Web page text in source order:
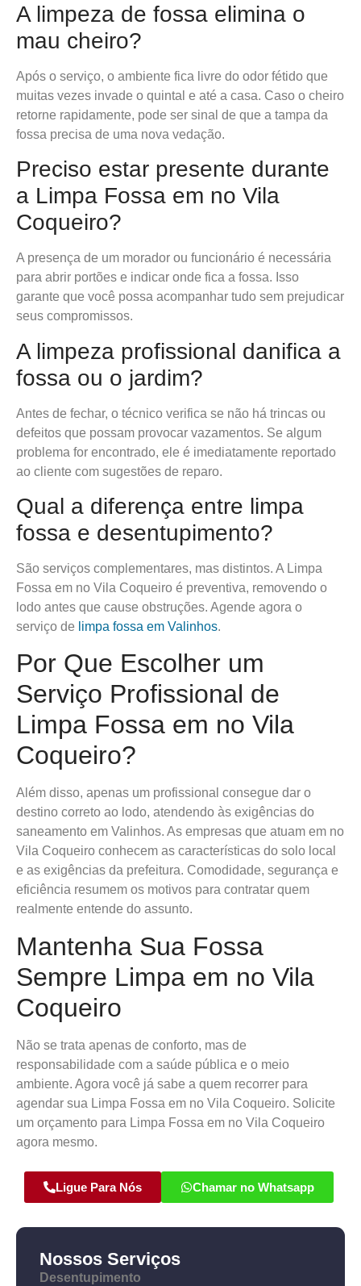
A limpeza de fossa elimina o
mau cheiro?
Após o serviço, o ambiente fica livre do odor fétido que
muitas vezes invade o quintal e até a casa. Caso o cheiro
retorne rapidamente, pode ser sinal de que a tampa da
fossa precisa de uma nova vedação.
Preciso estar presente durante
a Limpa Fossa em no Vila
Coqueiro?
A presença de um morador ou funcionário é necessária
para abrir portões e indicar onde fica a fossa. Isso
garante que você possa acompanhar tudo sem prejudicar
seus compromissos.
A limpeza profissional danifica a
fossa ou o jardim?
Antes de fechar, o técnico verifica se não há trincas ou
defeitos que possam provocar vazamentos. Se algum
problema for encontrado, ele é imediatamente reportado
ao cliente com sugestões de reparo.
Qual a diferença entre limpa
fossa e desentupimento?
São serviços complementares, mas distintos. A Limpa
Fossa em no Vila Coqueiro é preventiva, removendo o
lodo antes que cause obstruções. Agende agora o
serviço de limpa fossa em Valinhos.
Por Que Escolher um
Serviço Profissional de
Limpa Fossa em no Vila
Coqueiro?
Além disso, apenas um profissional consegue dar o
destino correto ao lodo, atendendo às exigências do
saneamento em Valinhos. As empresas que atuam em no
Vila Coqueiro conhecem as características do solo local
e as exigências da prefeitura. Comodidade, segurança e
eficiência resumem os motivos para contratar quem
realmente entende do assunto.
Mantenha Sua Fossa
Sempre Limpa em no Vila
Coqueiro
Não se trata apenas de conforto, mas de
responsabilidade com a saúde pública e o meio
ambiente. Agora você já sabe a quem recorrer para
agendar sua Limpa Fossa em no Vila Coqueiro. Solicite
um orçamento para Limpa Fossa em no Vila Coqueiro
agora mesmo.
Ligue Para Nós Chamar no Whatsapp
Nossos Serviços
Desentupimento